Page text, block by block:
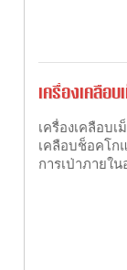
เครื่องเคลือบ
เครื่องเคลือบ
เคลือบช็อคโก
การเป่าภายใ